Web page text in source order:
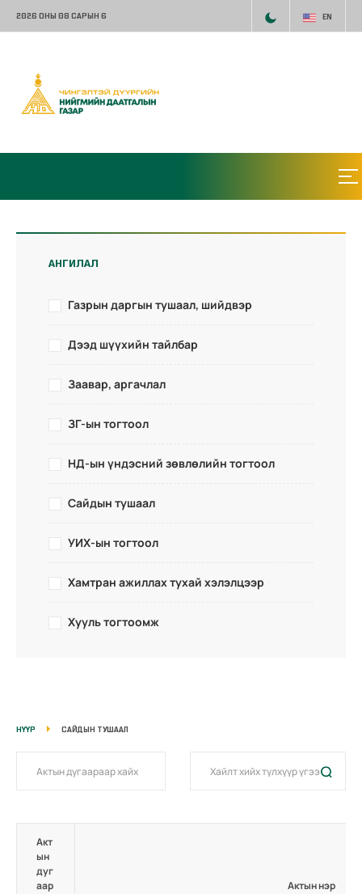
2026 ОНЫ 08 САРЫН 6 EN
АНГИЛАЛ
Газрын даргын тушаал, шийдвэр
Дээд шүүхийн тайлбар
Заавар, аргачлал
ЗГ-ын тогтоол
НД-ын үндэсний зөвлөлийн тогтоол
Сайдын тушаал
УИХ-ын тогтоол
Хамтран ажиллах тухай хэлэлцээр
Хууль тогтоомж
НҮҮР САЙДЫН ТУШААЛ
Акт
ын
дуг
аар
Актын нэр